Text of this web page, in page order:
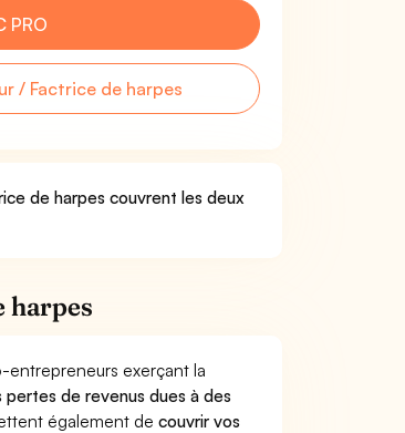
PRO
/ Factrice de harpes
de harpes couvrent les deux
harpes
entrepreneurs exerçant la
de revenus dues à des
également decouvrir vos